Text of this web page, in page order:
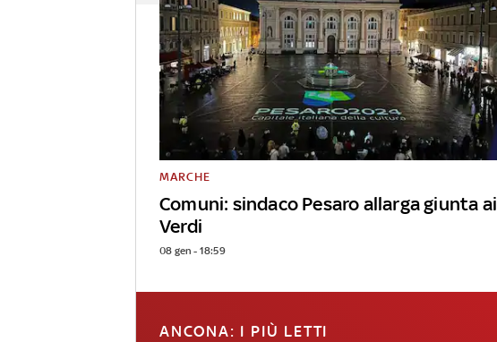
Comuni: sindaco Pesaro allarga giunta ai
Verdi
MARCHE
08 gen - 18:59
ANCONA: I PIÙ LETTI